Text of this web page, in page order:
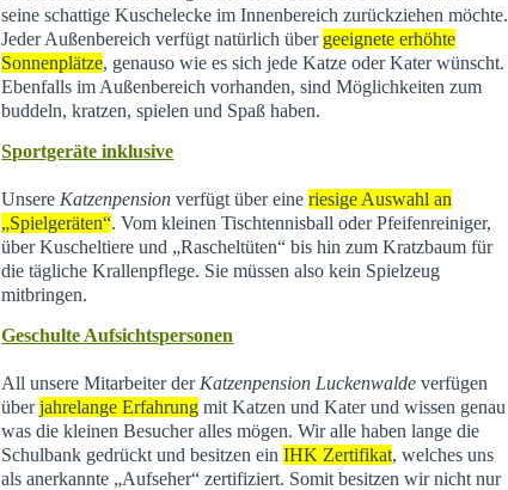
seine schattige Kuschelecke im Innenbereich zurückziehen möchte.
Jeder Außenbereich verfügt natürlich über geeignete erhöhte
Sonnenplätze, genauso wie es sich jede Katze oder Kater wünscht.
Ebenfalls im Außenbereich vorhanden, sind Möglichkeiten zum
buddeln, kratzen, spielen und Spaß haben.
Sportgeräte inklusive
Unsere Katzenpension verfügt über eineriesige Auswahl an
„Spielgeräten“. Vom kleinen Tischtennisball oder Pfeifenreiniger,
über Kuscheltiere und „Rascheltüten“ bis hin zum Kratzbaum für
die tägliche Krallenpflege. Sie müssen also kein Spielzeug
mitbringen.
Geschulte Aufsichtspersonen
All unsere Mitarbeiter der Katzenpension Luckenwalde verfügen
überjahrelange Erfahrung mit Katzen und Kater und wissen genau
was die kleinen Besucher alles mögen. Wir alle haben lange die
Schulbank gedrückt und besitzen einIHK Zertifikat, welches uns
als anerkannte „Aufseher“ zertifiziert. Somit besitzen wir nicht nur